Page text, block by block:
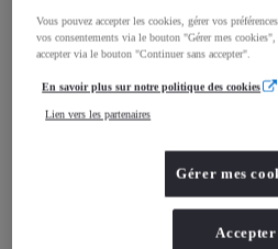
Consommation mixte
Consommation mixte
Émissions CO2
Accélération 0-100km/h
Vous pouvez accepter les cookies, gérer vos
vos consentements via le bouton "Gérer mes
accepter via le bouton "Continuer sans accepter".
En savoir plus sur notre politique des cookies
Lien vers les partenaires
Gérer mes
Accepter